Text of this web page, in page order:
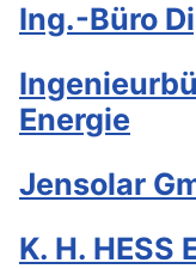
Ing.-Büro
Energie
Jensolar
K. H.